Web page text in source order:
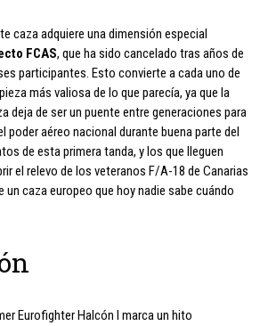
caza adquiere una dimensión especial
FCAS, que ha sido cancelado tras años de
participantes. Esto convierte a cada uno de
más valiosa de lo que parecía, ya que la
deja de ser un puente entre generaciones para
poder aéreo nacional durante buena parte del
de esta primera tanda, y los que lleguen
el relevo de los veteranos F/A-18 de Canarias
un caza europeo que hoy nadie sabe cuándo
Eurofighter Halcón I marca un hito